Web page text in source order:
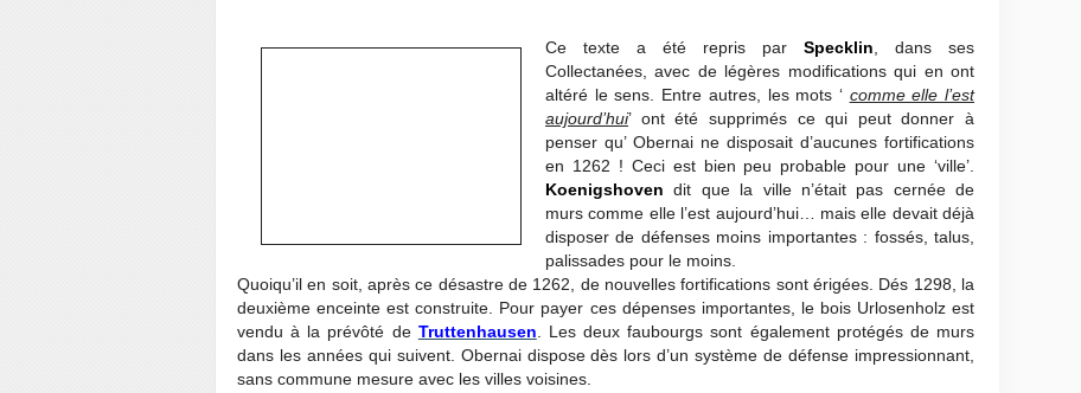
Ce texte a été repris par Specklin , dans ses
Collectanées, avec de légères modifications qui en ont
altéré le sens. Entre autres, les mots ‘ comme elle l’est
aujourd’hui’ ont été supprimés ce qui peut donner à
penser qu’ Obernai ne disposait d’aucunes fortifications
en 1262 ! Ceci est bien peu probable pour une ‘ville’.
Koenigshoven dit que la ville n’était pas cernée de
murs comme elle l’est aujourd’hui… mais elle devait déjà
disposer de défenses moins importantes : fossés, talus,
palissades pour le moins.
Quoiqu’il en soit, après ce désastre de 1262, de nouvelles fortifications sont érigées. Dés 1298, la
deuxième enceinte est construite. Pour payer ces dépenses importantes, le bois Urlosenholz est
vendu à la prévôté de Truttenhausen . Les deux faubourgs sont également protégés de murs
dans les années qui suivent. Obernai dispose dès lors d’un système de défense impressionnant,
sans commune mesure avec les villes voisines.